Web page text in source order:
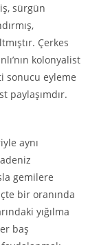
sürgün
Çerkes
kolonyalist
sonucu eyleme
paylaşımdır.
aynı
gemilere
bir oranında
yığılma
baş